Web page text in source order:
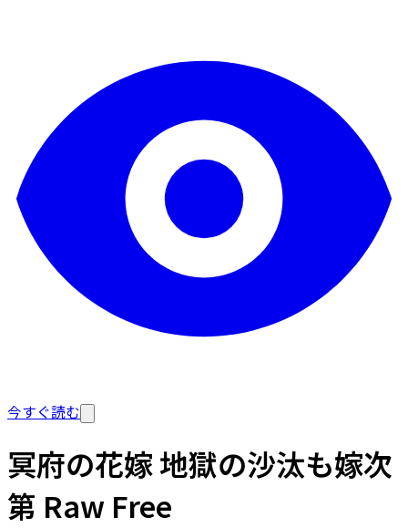
今すぐ読む
冥府の花嫁 地獄の沙汰も嫁次
第 Raw Free